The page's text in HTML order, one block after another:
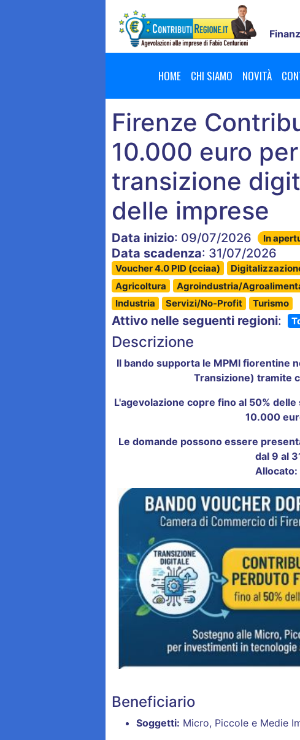
HOME CHI SIAMO NOVITÀ
Firenze
10.000 euro
transizione
delle imprese
Data inizio: 09/07/2026 In
Data scadenza: 31/07/2026
Voucher 4.0 PID (cciaa)
Agricoltura
Agroindustria/
Industria
Servizi/No-Profit Turismo
Attivo nelle seguenti regioni:
Descrizione
Il bando supporta le MPMI fiorentine
Transizione) tramite
L'agevolazione copre fino al 50%
10.000
Le domande possono essere
dal 9 al
Allocato:
Beneficiario
Soggetti: Micro, Piccole e Medie